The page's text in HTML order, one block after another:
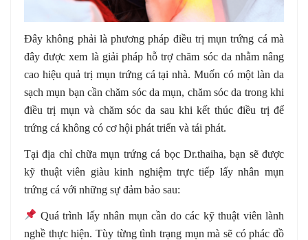
Đây không phải là phương pháp điều trị mụn trứng cá mà
đây được xem là giải pháp hỗ trợ chăm sóc da nhằm nâng
cao hiệu quả trị mụn trứng cá tại nhà. Muốn có một làn da
sạch mụn bạn cần chăm sóc da mụn, chăm sóc da trong khi
điều trị mụn và chăm sóc da sau khi kết thúc điều trị để
trứng cá không có cơ hội phát triển và tái phát.
Tại địa chỉ chữa mụn trứng cá bọc Dr.thaiha, bạn sẽ được
kỹ thuật viên giàu kinh nghiệm trực tiếp lấy nhân mụn
trứng cá với những sự đảm bảo sau:
Quá trình lấy nhân mụn cần do các kỹ thuật viên lành
nghề thực hiện. Tùy từng tình trạng mụn mà sẽ có phác đồ